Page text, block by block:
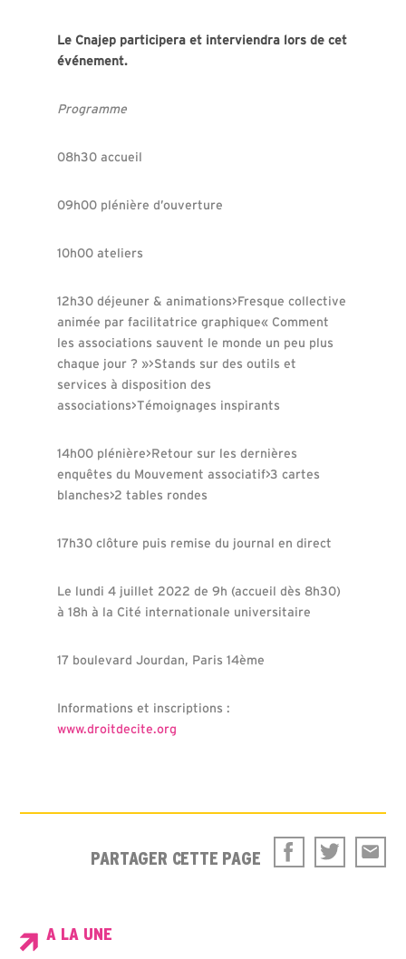
Le Cnajep participera et interviendra lors de cet
événement.
Programme
08h30 accueil
09h00 plénière d’ouverture
10h00 ateliers
12h30 déjeuner & animations>Fresque collective
animée par facilitatrice graphique« Comment
les associations sauvent le monde un peu plus
chaque jour ? »>Stands sur des outils et
services à disposition des
associations>Témoignages inspirants
14h00 plénière>Retour sur les dernières
enquêtes du Mouvement associatif>3 cartes
blanches>2 tables rondes
17h30 clôture puis remise du journal en direct
Le lundi 4 juillet 2022 de 9h (accueil dès 8h30)
à 18h à la Cité internationale universitaire
17 boulevard Jourdan, Paris 14ème
Informations et inscriptions :
www.droitdecite.org
PARTAGER CETTE PAGE
A LA UNE